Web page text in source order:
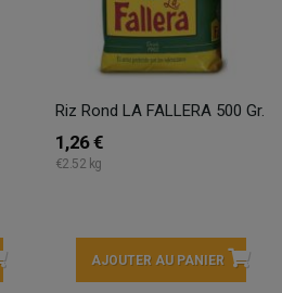
Riz Rond LA FALLERA 500 Gr.
1,26 €
€2.52 kg
AJOUTER AU PANIER